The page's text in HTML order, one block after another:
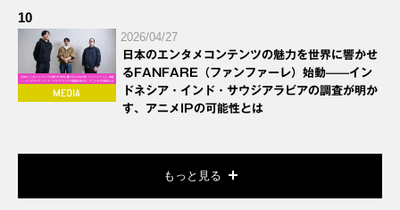
10
2026/04/27
日本のエンタメコンテンツの魅力を世界に響かせ
るFANFARE（ファンファーレ）始動——イン
ドネシア・インド・サウジアラビアの調査が明か
す、アニメIPの可能性とは
もっと見る